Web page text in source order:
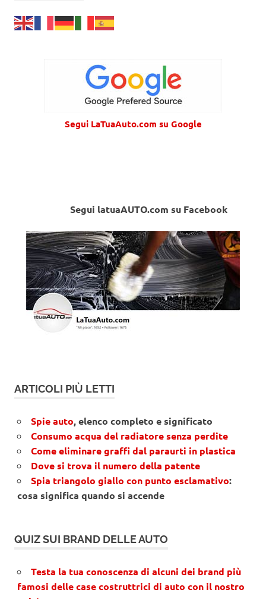
Segui LaTuaAuto.com su Google
Segui latuaAUTO.com su Facebook
ARTICOLI PIÙ LETTI
Spie auto, elenco completo e significato
Consumo acqua del radiatore senza perdite
Come eliminare graffi dal paraurti in plastica
Dove si trova il numero della patente
Spia triangolo giallo con punto esclamativo:
cosa significa quando si accende
QUIZ SUI BRAND DELLE AUTO
Testa la tua conoscenza di alcuni dei brand più
famosi delle case costruttrici di auto con il nostro